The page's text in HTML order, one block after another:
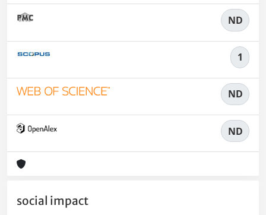
ND
1
ND
ND
social impact